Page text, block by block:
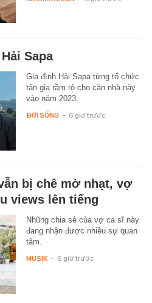
Sapa
Gia đình Hải Sapa từng tổ chức
tân gia rầm rộ cho căn nhà này
vào năm 2023.
ĐỜI SỐNG - 6 giờ trước
bị chê mờ nhạt, vợ
views lên tiếng
Nhũng chia sẻ của vợ ca sĩ này
đang nhận được nhiều sự quan
tâm.
MUSIK - 6 giờ trước